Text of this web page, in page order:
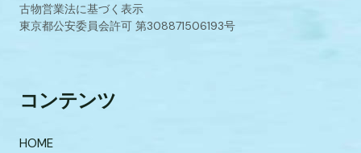
古物営業法に基づく表示
東京都公安委員会許可 第308871506193号
コンテンツ
HOME